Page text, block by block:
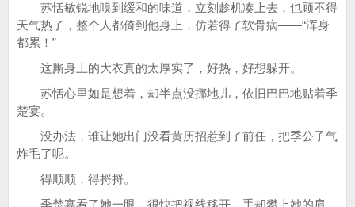
苏恬敏锐地嗅到缓和的味道，立刻趁机凑上去，也顾不得
天气热了，整个人都倚到他身上，仿若得了软骨病——“浑身
都累！”
这厮身上的大衣真的太厚实了，好热，好想躲开。
苏恬心里如是想着，却半点没挪地儿，依旧巴巴地贴着季
楚宴。
没办法，谁让她出门没看黄历招惹到了前任，把季公子气
炸毛了呢。
得顺顺，得捋捋。
季楚宴看了她一眼，很快把视线移开，手却攀上她的肩，